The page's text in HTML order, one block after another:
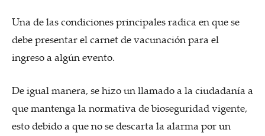
Una de las condiciones principales radica en que se
debe presentar el carnet de vacunación para el
ingreso a algún evento.
De igual manera, se hizo un llamado a la ciudadanía a
que mantenga la normativa de bioseguridad vigente,
esto debido a que no se descarta la alarma por un